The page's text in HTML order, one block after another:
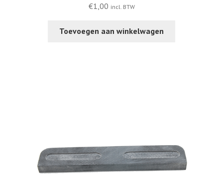
€1,00 incl. BTW
Toevoegen aan winkelwagen